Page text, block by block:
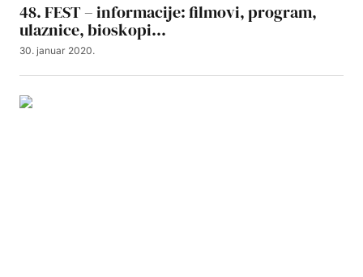
48. FEST – informacije: filmovi, program,
ulaznice, bioskopi…
30. januar 2020.